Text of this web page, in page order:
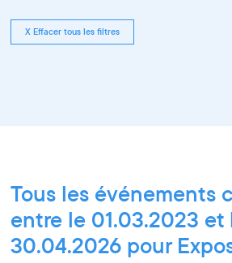
X Effacer tous les filtres
Tous les événements
entre le 01.03.2023 et
30.04.2026 pour